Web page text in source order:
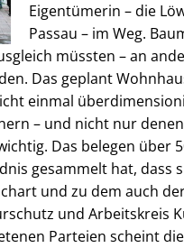
Eigentümerin – die
Passau – im Weg.
müssten – an
Das geplant
einmal
– und nicht nur
Das belegen über
gesammelt hat, dass
und zu dem auch
und Arbeitskreis
Parteien scheint